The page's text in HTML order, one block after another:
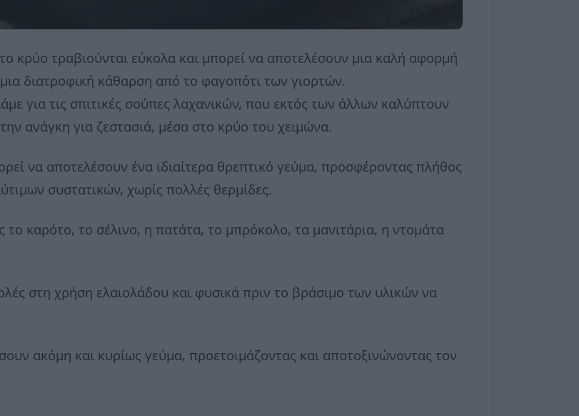
κρύο τραβιούνται εύκολα και μπορεί να αποτελέσουν μια καλή αφορμή
διατροφική κάθαρση από το φαγοπότι των γιορτών.
για τις σπιτικές σούπες λαχανικών, που εκτός των άλλων καλύπτουν
την ανάγκη για ζεστασιά, μέσα στο κρύο του χειμώνα.
να αποτελέσουν ένα ιδιαίτερα θρεπτικό γεύμα, προσφέροντας πλήθος
συστατικών, χωρίς πολλές θερμίδες.
καρότο, το σέλινο, η πατάτα, το μπρόκολο, τα μανιτάρια, η ντομάτα
στη χρήση ελαιολάδου και φυσικά πριν το βράσιμο των υλικών να
ακόμη και κυρίως γεύμα, προετοιμάζοντας και αποτοξινώνοντας τον